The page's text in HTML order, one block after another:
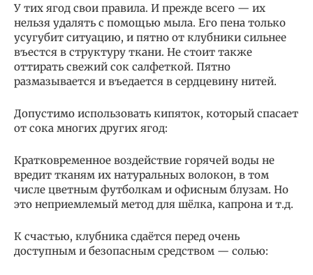
У тих ягод свои правила. И прежде всего — их
нельзя удалять с помощью мыла. Его пена только
усугубит ситуацию, и пятно от клубники сильнее
въестся в структуру ткани. Не стоит также
оттирать свежий сок салфеткой. Пятно
размазывается и въедается в сердцевину нитей.
Допустимо использовать кипяток, который спасает
от сока многих других ягод:
Кратковременное воздействие горячей воды не
вредит тканям их натуральных волокон, в том
числе цветным футболкам и офисным блузам. Но
это неприемлемый метод для шёлка, капрона и т.д.
К счастью, клубника сдаётся перед очень
доступным и безопасным средством — солью: